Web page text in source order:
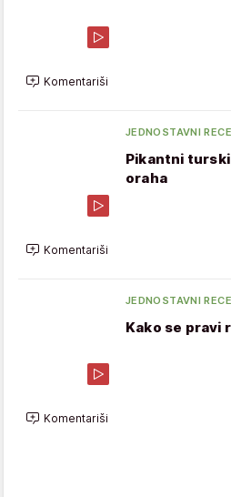
Komentariši
JEDNOSTAVNI
Pikantni turski
oraha
Komentariši
JEDNOSTAVNI
Kako se pravi
Komentariši